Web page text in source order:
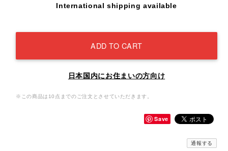
International shipping available
ADD TO CART
日本国内にお住まいの方向け
※この商品は10点までのご注文とさせていただきます。
Save
通報する